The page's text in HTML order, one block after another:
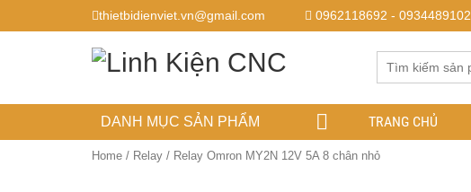
thietbidienviet.vn@gmail.com 0962118692 - 0934489102
DANH MỤC SẢN PHẨM TRANG CHỦ
Home / Relay / Relay Omron MY2N 12V 5A 8 chân nhỏ